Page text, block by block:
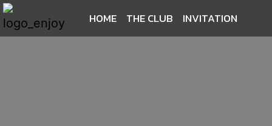
HOME THE CLUB INVITATION